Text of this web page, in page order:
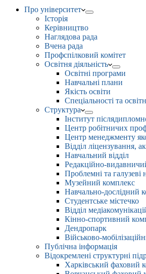
Про університет
Історія
Керівництво
Наглядова рада
Вчена рада
Профспілковий комітет
Освітня діяльність
Освітні програми
Навчальні плани
Якість освіти
Спеціальності та
Структура
Інститут
Центр робітничих
Центр менеджменту
Відділ ліцензування,
Навчальний відділ
Редакційно-
Проблемні та галузеві
Музейний комплекс
Навчально-дослідний
Студентське містечко
Відділ
Кінно-спортивний
Дендропарк
Військово-
Публічна інформація
Відокремлені структурні
Харківський фаховий